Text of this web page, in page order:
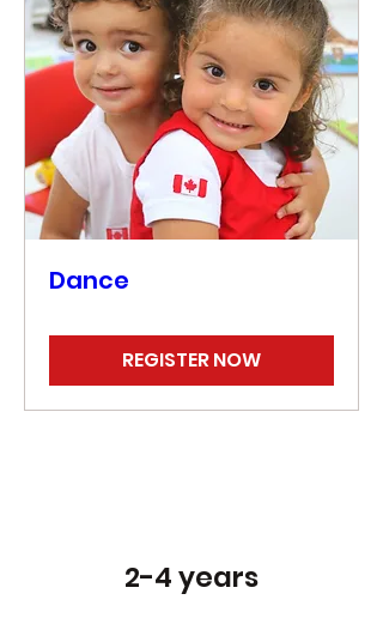
Dance
REGISTER NOW
2-4 years